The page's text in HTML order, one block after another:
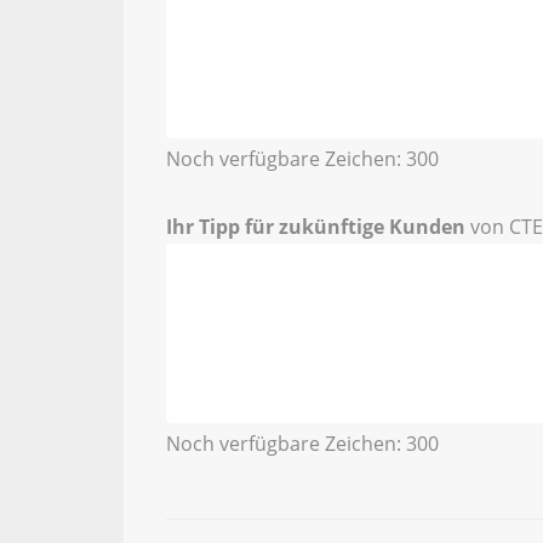
Noch verfügbare Zeichen: 300
Ihr Tipp für zukünftige Kunden von
Noch verfügbare Zeichen: 300